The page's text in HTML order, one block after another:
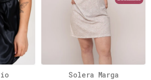
Solera Marga